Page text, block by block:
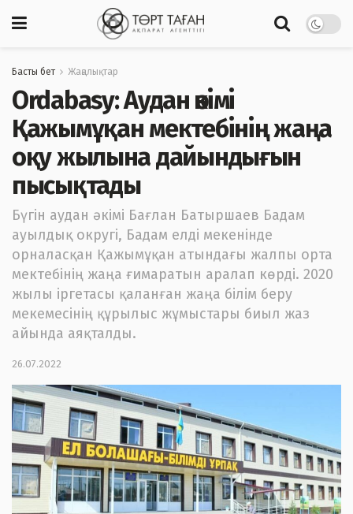
Басты бет Жаңалықтар
Ordabasy: Аудан әкімі
Қажымұқан мектебінің жаңа
оқу жылына дайындығын
пысықтады
Бүгін аудан әкімі Бағлан Батыршаев Бадам
ауылдық округі, Бадам елді мекенінде
орналасқан Қажымұқан атындағы жалпы орта
мектебінің жаңа ғимаратын аралап көрді. 2020
жылы іргетасы қаланған жаңа білім беру
мекемесінің құрылыс жұмыстары биыл жаз
айында аяқталды.
26.07.2022